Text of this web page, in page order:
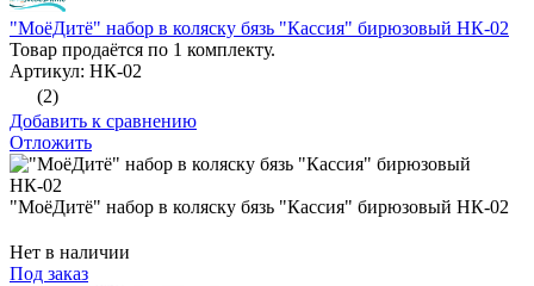
"МоёДитё" набор в коляску бязь "Кассия" бирюзовый НК-02
Товар продаётся по 1 комплекту.
Артикул: НК-02
(2)
Добавить к сравнению
Отложить
"МоёДитё" набор в коляску бязь "Кассия" бирюзовый НК-02
Нет в наличии
Под заказ